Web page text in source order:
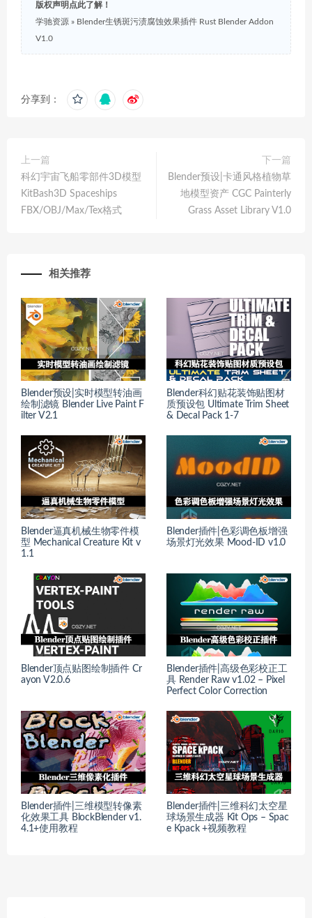
版权声明点此了解！
学驰资源 » Blender生锈斑污渍腐蚀效果插件 Rust Blender Addon
V1.0
分享到：
上一篇
科幻宇宙飞船零部件3D模型
KitBash3D Spaceships
FBX/OBJ/Max/Tex格式
下一篇
Blender预设|卡通风格植物草
地模型资产 CGC Painterly
Grass Asset Library V1.0
相关推荐
Blender预设|实时模型转油画
绘制滤镜 Blender Live Paint F
ilter V2.1
Blender科幻贴花装饰贴图材
质预设包 Ultimate Trim Sheet
& Decal Pack 1-7
Blender逼真机械生物零件模
型 Mechanical Creature Kit v
1.1
Blender插件|色彩调色板增强
场景灯光效果 Mood-ID v1.0
Blender顶点贴图绘制插件 Cr
ayon V2.0.6
Blender插件|高级色彩校正工
具 Render Raw v1.02 – Pixel
Perfect Color Correction
Blender插件|三维模型转像素
化效果工具 BlockBlender v1.
4.1+使用教程
Blender插件|三维科幻太空星
球场景生成器 Kit Ops – Spac
e Kpack +视频教程